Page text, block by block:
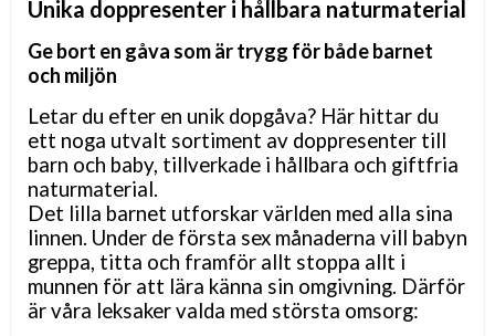
Unika doppresenter i hållbara naturmaterial
Ge bort en gåva som är trygg för både barnet
och miljön
Letar du efter en unik dopgåva? Här hittar du
ett noga utvalt sortiment av doppresenter till
barn och baby, tillverkade i hållbara och giftfria
naturmaterial.
Det lilla barnet utforskar världen med alla sina
linnen. Under de första sex månaderna vill babyn
greppa, titta och framför allt stoppa allt i
munnen för att lära känna sin omgivning. Därför
är våra leksaker valda med största omsorg: